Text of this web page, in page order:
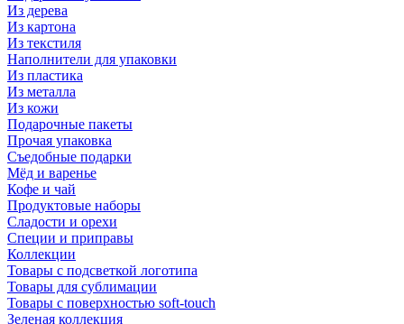
Из дерева
Из картона
Из текстиля
Наполнители для упаковки
Из пластика
Из металла
Из кожи
Подарочные пакеты
Прочая упаковка
Съедобные подарки
Мёд и варенье
Кофе и чай
Продуктовые наборы
Сладости и орехи
Специи и приправы
Коллекции
Товары с подсветкой логотипа
Товары для сублимации
Товары с поверхностью soft-touch
Зеленая коллекция